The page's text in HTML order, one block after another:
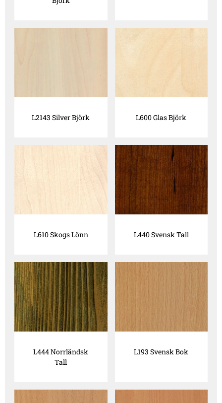
L2143 Silver Björk L600 Glas Björk
L610 Skogs Lönn L440 Svensk Tall
L444 Norrländsk
Tall
L193 Svensk Bok